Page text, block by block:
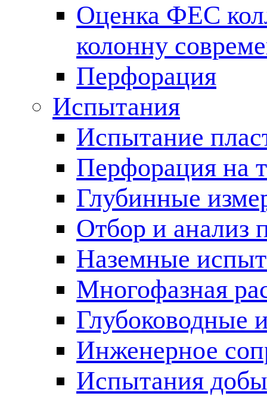
Оценка ФЕС
колонну
Перфорация
Испытания
Испытание
Перфорация на
Глубинные
Отбор и анализ
Наземные
Многофазная
Глубоководные
Инженерное
Испытания